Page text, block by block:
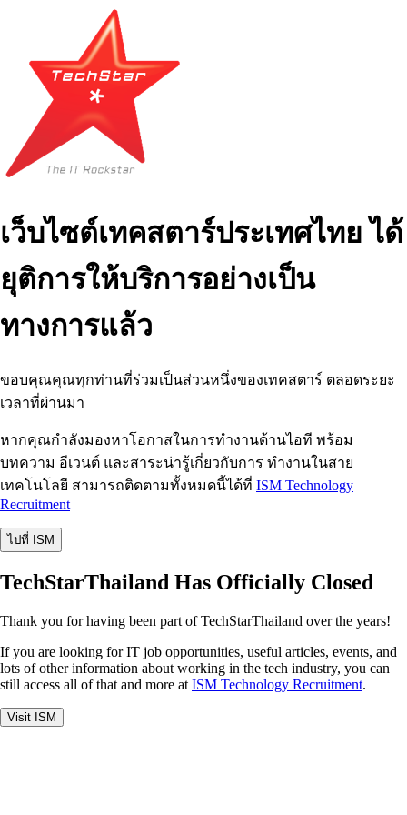
เว็บไซต์เทคสตาร์ประเทศไทย ได้
ยุติการให้บริการอย่างเป็น
ทางการแล้ว
ขอบคุณคุณทุกท่านที่ร่วมเป็นส่วนหนึ่งของเทคสตาร์ ตลอดระยะ
เวลาที่ผ่านมา
หากคุณกำลังมองหาโอกาสในการทำงานด้านไอที พร้อม
บทความ อีเวนต์ และสาระน่ารู้เกี่ยวกับการ ทำงานในสาย
เทคโนโลยี สามารถติดตามทั้งหมดนี้ได้ที่ ISM Technology
Recruitment
ไปที่ ISM
TechStarThailand Has Officially Closed
Thank you for having been part of TechStarThailand over the years!
If you are looking for IT job opportunities, useful articles, events, and
lots of other information about working in the tech industry, you can
still access all of that and more at ISM Technology Recruitment.
Visit ISM